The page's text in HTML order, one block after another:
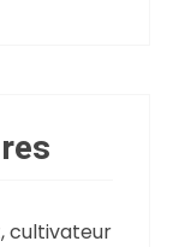
cultivateur